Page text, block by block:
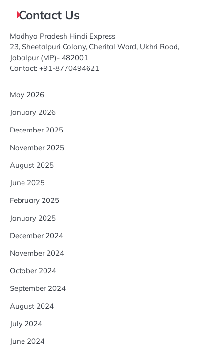
Contact Us
Madhya Pradesh Hindi Express
23, Sheetalpuri Colony, Cherital Ward, Ukhri Road,
Jabalpur (MP)- 482001
Contact: +91-8770494621
May 2026
January 2026
December 2025
November 2025
August 2025
June 2025
February 2025
January 2025
December 2024
November 2024
October 2024
September 2024
August 2024
July 2024
June 2024